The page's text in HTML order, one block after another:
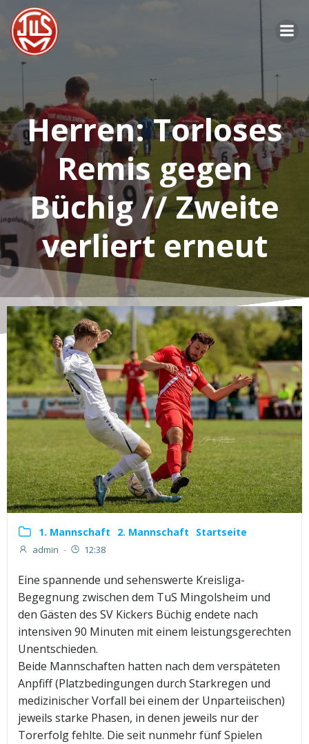
Herren: Torloses
Remis gegen
Büchig // Zweite
verliert erneut
1. Mannschaft 2. Mannschaft Startseite
admin - 12:38
Eine spannende und sehenswerte Kreisliga-
Begegnung zwischen dem TuS Mingolsheim und
den Gästen des SV Kickers Büchig endete nach
intensiven 90 Minuten mit einem leistungsgerechten
Unentschieden.
Beide Mannschaften hatten nach dem verspäteten
Anpfiff (Platzbedingungen durch Starkregen und
medizinischer Vorfall bei einem der Unparteiischen)
jeweils starke Phasen, in denen jeweils nur der
Torerfolg fehlte. Die seit nunmehr fünf Spielen